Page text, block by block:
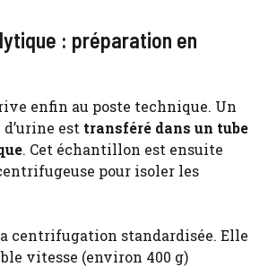
: préparation en
enfin au poste technique. Un
est transféré dans un tube
. Cet échantillon est ensuite
pour isoler les
la centrifugation standardisée. Elle
vitesse (environ 400 g)